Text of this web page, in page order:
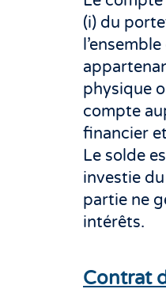
(i) du
physique
compte
financier
Le solde
investie
partie ne
intérêts.
Contrat